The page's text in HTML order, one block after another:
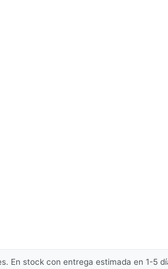
En stock con entrega estimada en 1-5